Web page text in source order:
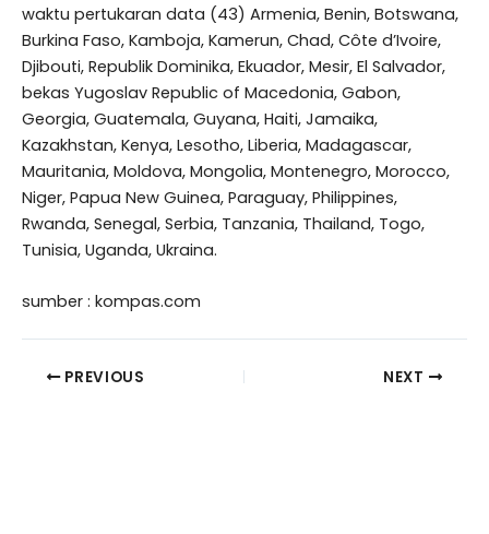
waktu pertukaran data (43) Armenia, Benin, Botswana,
Burkina Faso, Kamboja, Kamerun, Chad, Côte d’Ivoire,
Djibouti, Republik Dominika, Ekuador, Mesir, El Salvador,
bekas Yugoslav Republic of Macedonia, Gabon,
Georgia, Guatemala, Guyana, Haiti, Jamaika,
Kazakhstan, Kenya, Lesotho, Liberia, Madagascar,
Mauritania, Moldova, Mongolia, Montenegro, Morocco,
Niger, Papua New Guinea, Paraguay, Philippines,
Rwanda, Senegal, Serbia, Tanzania, Thailand, Togo,
Tunisia, Uganda, Ukraina.
sumber : kompas.com
PREVIOUS NEXT